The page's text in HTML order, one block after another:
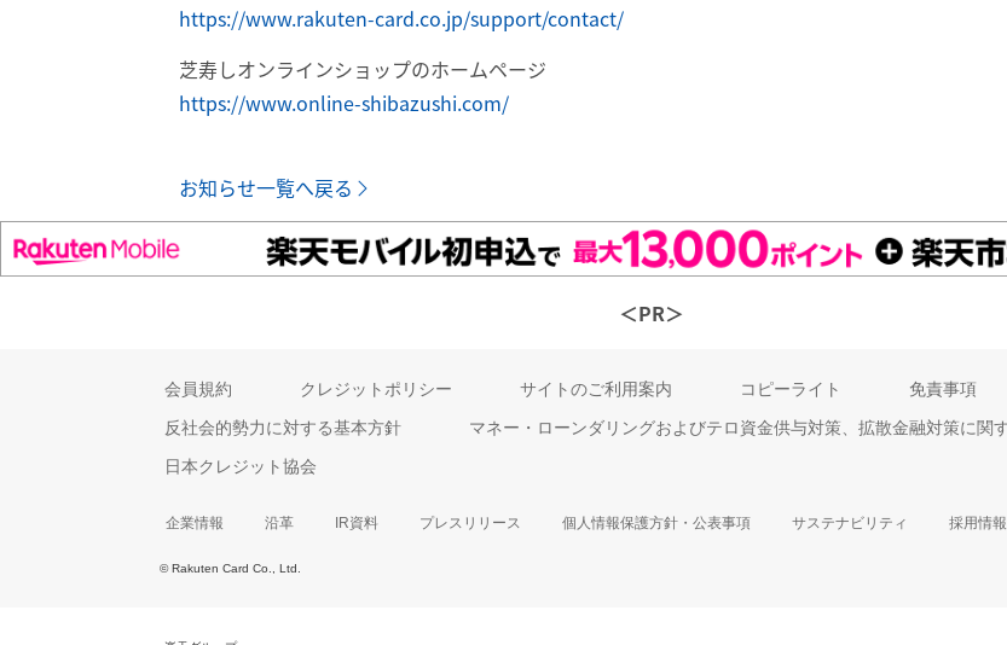
https://www.rakuten-card.co.jp/support/contact/
芝寿しオンラインショップのホームページ
https://www.online-shibazushi.com/
お知らせ一覧へ戻る
＜PR＞
会員規約 クレジットポリシー サイトのご利用案内 コピーライト 免責事項
反社会的勢力に対する基本方針
マネー・ローンダリングおよびテロ資金供与対策、拡散金融対策に関
日本クレジット協会
企業情報 沿革 IR資料 プレスリリース 個人情報保護方針・公表事項 サステナビリティ 採用情報
© Rakuten Card Co., Ltd.